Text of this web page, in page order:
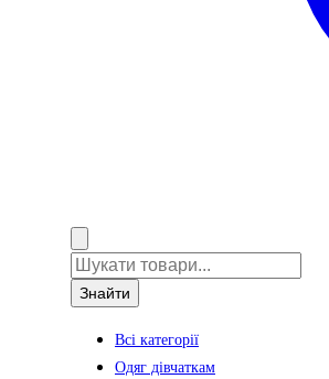
Знайти
Всі категорії
Одяг дівчаткам